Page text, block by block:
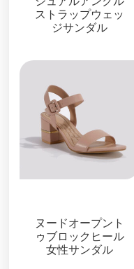
ストラップウェッ
ジサンダル
ヌードオープント
ゥブロックヒール
女性サンダル